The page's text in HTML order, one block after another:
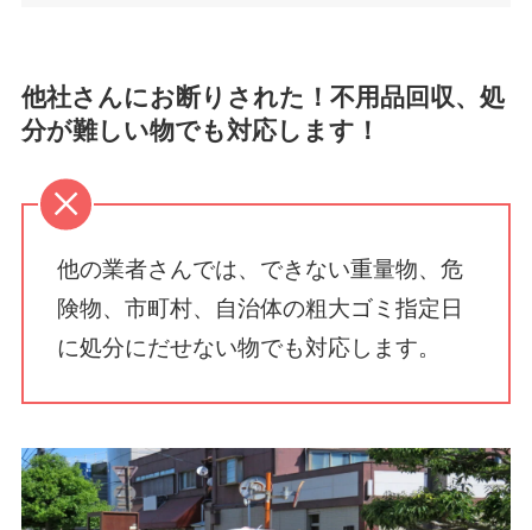
他社さんにお断りされた！不用品回収、処
分が難しい物でも対応します！
他の業者さんでは、できない重量物、危
険物、市町村、自治体の粗大ゴミ指定日
に処分にだせない物でも対応します。